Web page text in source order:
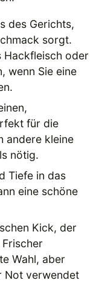
des Gerichts,
sorgt.
Hackfleisch oder
wenn Sie eine
für die
andere kleine
nötig.
Tiefe in das
eine schöne
Kick, der
Wahl, aber
Not verwendet